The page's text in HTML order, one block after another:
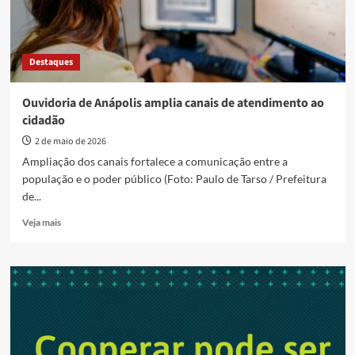
Destaques
Ouvidoria de Anápolis amplia canais de atendimento ao
cidadão
2 de maio de 2026
Ampliação dos canais fortalece a comunicação entre a
população e o poder público (Foto: Paulo de Tarso / Prefeitura
de...
Veja maisRead
Ouvidoria
de